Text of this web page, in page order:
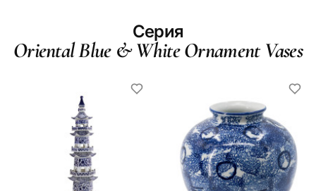
Серия
Oriental Blue & White Ornament Vases